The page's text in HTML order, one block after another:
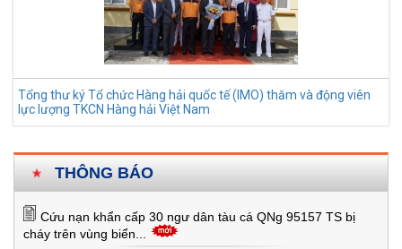
THÔNG BÁO
Cứu nạn khẩn cấp 30 ngư dân tàu cá QNg 95157 TS bị
cháy trên vùng biển...
Tổng thư ký Tổ chức Hàng hải quốc tế (IMO) thăm và động viên
lực lượng TKCN Hàng hải Việt Nam